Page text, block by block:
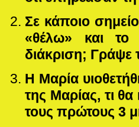
Σε κάποιο
«θέλω» και το
διάκριση; Γράψε
Η Μαρία
της Μαρίας, τι
τους πρώτους 3